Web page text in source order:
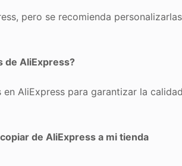
pero se recomienda personalizarlas
de AliExpress?
AliExpress para garantizar la
de AliExpress a mi tienda